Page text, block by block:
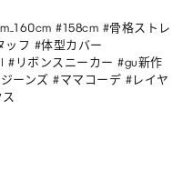
#158cm #骨格ストレ
ッフ #体型カバー
#リボンスニーカー #gu新作
ーンズ #ママコーデ #レイヤ